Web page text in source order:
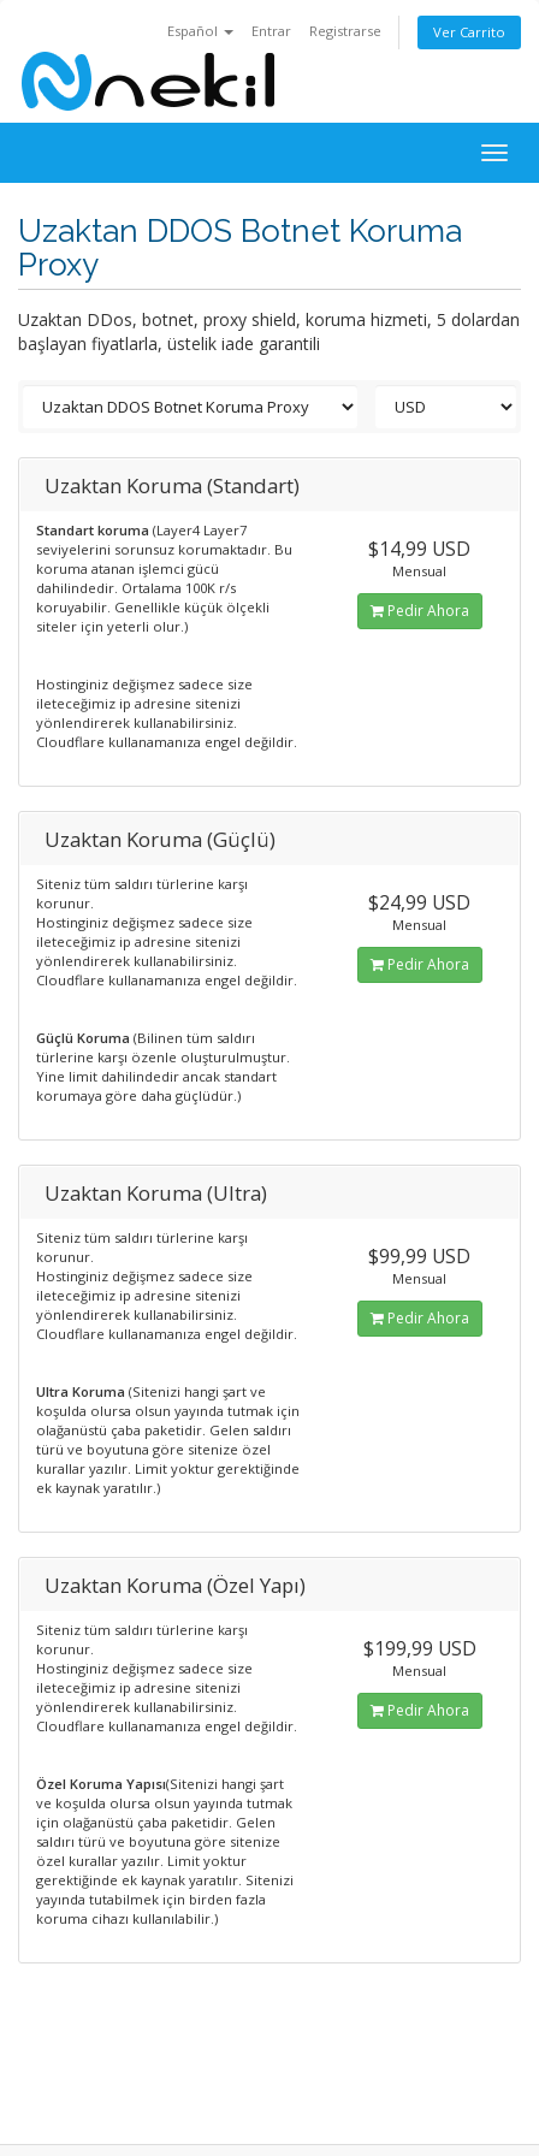
Español Entrar Registrarse Ver Carrito
Uzaktan DDOS Botnet Koruma
Proxy
Uzaktan DDos, botnet, proxy shield, koruma hizmeti, 5 dolardan
başlayan fiyatlarla, üstelik iade garantili
Uzaktan Koruma (Standart)
Standart koruma (Layer4 Layer7
seviyelerini sorunsuz korumaktadır. Bu
koruma atanan işlemci gücü
dahilindedir. Ortalama 100K r/s
koruyabilir. Genellikle küçük ölçekli
siteler için yeterli olur.)
Hostinginiz değişmez sadece size
ileteceğimiz ip adresine sitenizi
yönlendirerek kullanabilirsiniz.
Cloudflare kullanamanıza engel değildir.
$14,99 USD
Mensual
Pedir Ahora
Uzaktan Koruma (Güçlü)
Siteniz tüm saldırı türlerine karşı
korunur.
Hostinginiz değişmez sadece size
ileteceğimiz ip adresine sitenizi
yönlendirerek kullanabilirsiniz.
Cloudflare kullanamanıza engel değildir.
Güçlü Koruma (Bilinen tüm saldırı
türlerine karşı özenle oluşturulmuştur.
Yine limit dahilindedir ancak standart
korumaya göre daha güçlüdür.)
$24,99 USD
Mensual
Pedir Ahora
Uzaktan Koruma (Ultra)
Siteniz tüm saldırı türlerine karşı
korunur.
Hostinginiz değişmez sadece size
ileteceğimiz ip adresine sitenizi
yönlendirerek kullanabilirsiniz.
Cloudflare kullanamanıza engel değildir.
Ultra Koruma (Sitenizi hangi şart ve
koşulda olursa olsun yayında tutmak için
olağanüstü çaba paketidir. Gelen saldırı
türü ve boyutuna göre sitenize özel
kurallar yazılır. Limit yoktur gerektiğinde
ek kaynak yaratılır.)
$99,99 USD
Mensual
Pedir Ahora
Uzaktan Koruma (Özel Yapı)
Siteniz tüm saldırı türlerine karşı
korunur.
Hostinginiz değişmez sadece size
ileteceğimiz ip adresine sitenizi
yönlendirerek kullanabilirsiniz.
Cloudflare kullanamanıza engel değildir.
Özel Koruma Yapısı(Sitenizi hangi şart
ve koşulda olursa olsun yayında tutmak
için olağanüstü çaba paketidir. Gelen
saldırı türü ve boyutuna göre sitenize
özel kurallar yazılır. Limit yoktur
gerektiğinde ek kaynak yaratılır. Sitenizi
yayında tutabilmek için birden fazla
koruma cihazı kullanılabilir.)
$199,99 USD
Mensual
Pedir Ahora